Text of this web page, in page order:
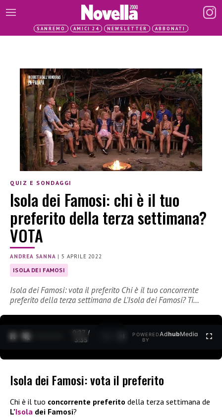
SANREMO AMICI 24 NEWSLETTER ABBONATI
QUIZ E SONDAGGI
Isola dei Famosi: chi è il tuo
preferito della terza settimana?
VOTA
ANDREA SANNA |5 APRILE 2022
ISOLA DEI FAMOSI
Isola dei Famosi: vota il preferito Chi è il tuo concorrente
preferito della terza settimana de L’Isola dei Famosi? Ti…
0:27 /
3:35
POWERED
BY
AdhubMedia
Isola dei Famosi: vota il preferito
Chi è il tuo concorrente preferito della terza settimana de
L’Isola dei Famosi?